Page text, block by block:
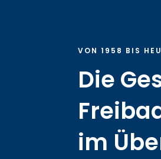
VON 1958 BIS
Die
im